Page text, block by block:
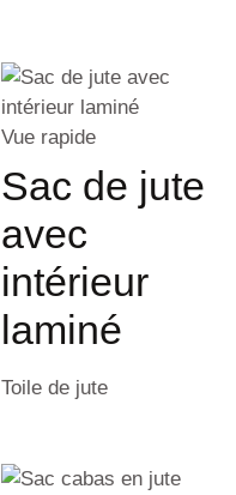
Vue rapide
Sac de jute
avec
intérieur
laminé
Toile de jute